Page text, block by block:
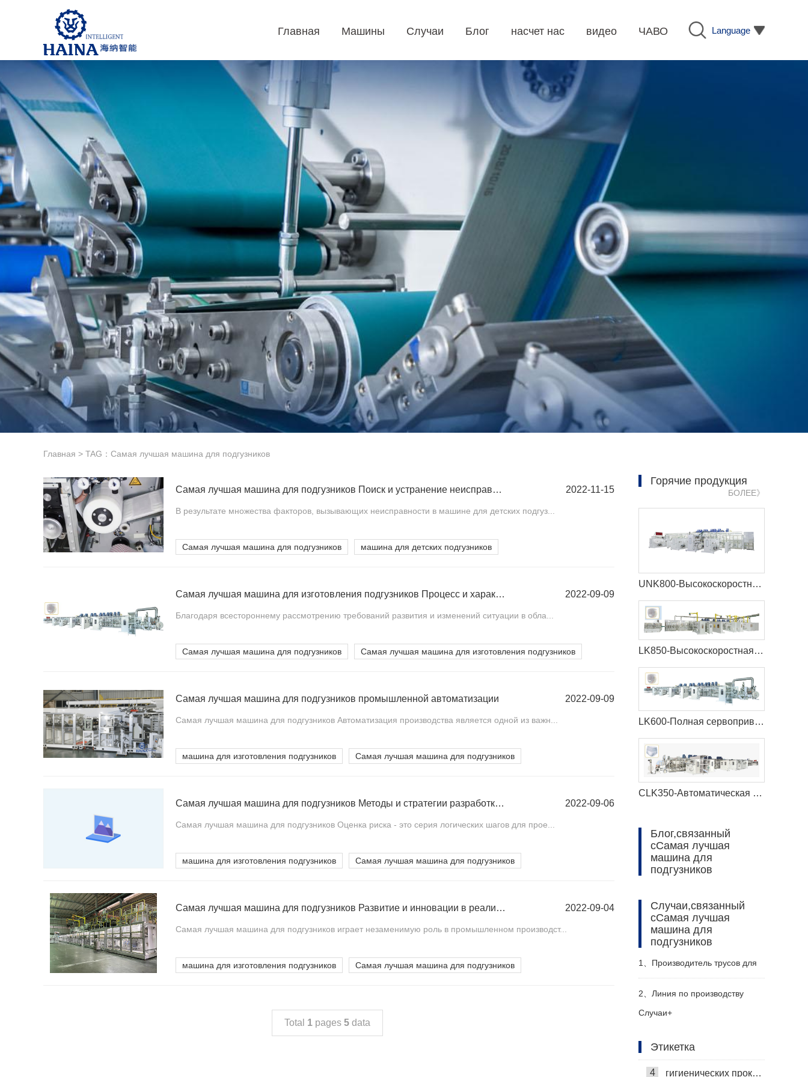
Language
Главная Машины Случаи Блог насчет нас видео ЧАВО
Главная > TAG：Самая лучшая машина для подгузников
Самая лучшая машина для подгузников Поиск и устранение неисправностей электрооборудования 2022-11-15
В результате множества факторов, вызывающих неисправности в машине для детских подгуз...
Самая лучшая машина для подгузников машина для детских подгузников
Самая лучшая машина для изготовления подгузников Процесс и характеристика 2022-09-09
Благодаря всестороннему рассмотрению требований развития и изменений ситуации в обла...
Самая лучшая машина для подгузников Самая лучшая машина для изготовления подгузников
Самая лучшая машина для подгузников промышленной автоматизации 2022-09-09
Самая лучшая машина для подгузников Автоматизация производства является одной из важн...
машина для изготовления подгузников Самая лучшая машина для подгузников
Самая лучшая машина для подгузников Методы и стратегии разработки для оценки риска 2022-09-06
Самая лучшая машина для подгузников Оценка риска - это серия логических шагов для прое...
машина для изготовления подгузников Самая лучшая машина для подгузников
Самая лучшая машина для подгузников Развитие и инновации в реализации способов 2022-09-04
Самая лучшая машина для подгузников играет незаменимую роль в промышленном производст...
машина для изготовления подгузников Самая лучшая машина для подгузников
Total 1 pages 5 data
Горячие продукция
БОЛЕЕ》
UNK800-Высокоскоростная машина для детских подгузников
LK850-Высокоскоростная машина для производства детских подгузников
LK600-Полная сервоприводная машина для производства детских подгузников
CLK350-Автоматическая машина для производства менструальных трусов с полным сервоприводом
Блог,связанный
сСамая лучшая
машина для
подгузников
Случаи,связанный
сСамая лучшая
машина для
подгузников
1、 Производитель трусов для
взрослых Haina помогает
эффективно производить
2、 Линия по производству
Haina помогает клиентам из
Случаи+
Этикетка
1 машины для взрослых брюк
4 гигиенических прокладок